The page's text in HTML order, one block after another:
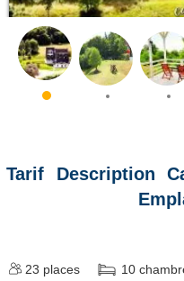
Tarif Description
23 places 10